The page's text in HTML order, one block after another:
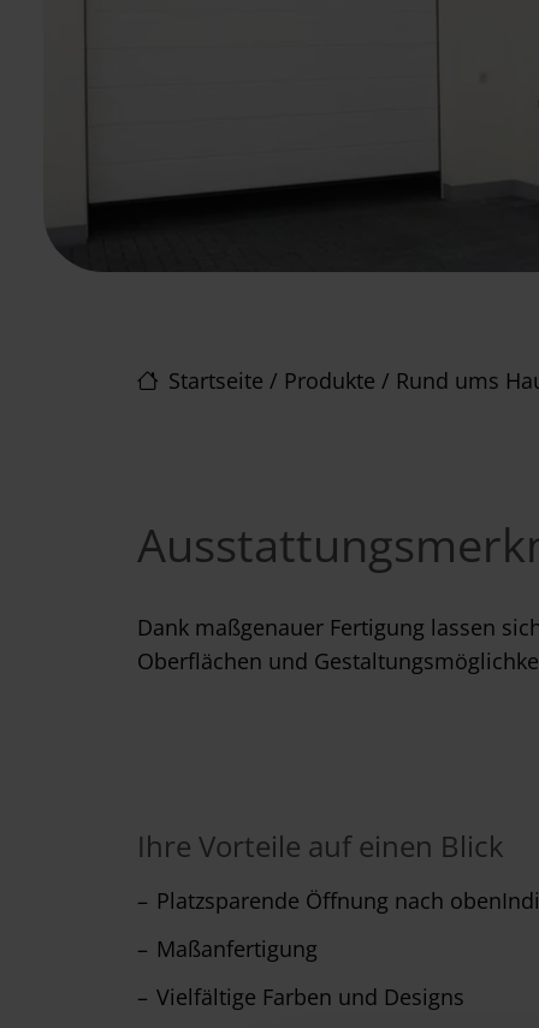
Startseite / Produkte / Rund ums
Dank maßgenauer Fertigung lassen
Oberflächen und
Ihre Vorteile auf einen Blick
Platzsparende Öffnung nach
Maßanfertigung
Vielfältige Farben und Designs